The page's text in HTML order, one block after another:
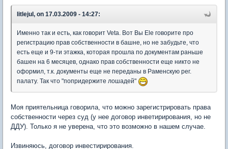
litlejul, on 17.03.2009 - 14:27:
Именно так и есть, как говорит Veta. Вот Вы Ele говорите про
регистрацию прав собственности в башне, но не забудьте, что
есть еще и 9-ти этажка, которая прошла по документам раньше
башен на 6 месяцев, однако прав собственности еще никто не
оформил, т.к. документы еще не переданы в Раменскую рег.
палату. Так что "попридержите лошадей"
Моя приятельница говорила, что можно зарегистрировать права
собственности через суд (у нее договор инветирирования, но не
ДДУ). Только я не уверена, что это возможно в нашем случае.
Извиняюсь, договор инвестирирования.